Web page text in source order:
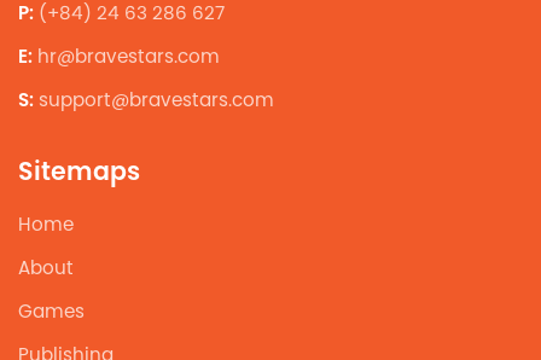
P: (+84) 24 63 286 627
E: hr@bravestars.com
S: support@bravestars.com
Sitemaps
Home
About
Games